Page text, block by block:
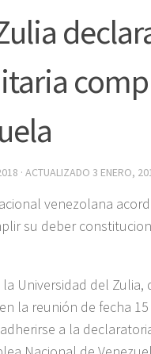
· ACTUALIZADO 3 ENERO,
venezolana
su deber
Universidad del
la reunión de fecha
a la